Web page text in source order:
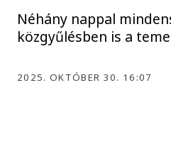
Néhány nappal
közgyűlésben is a
2025. OKTÓBER 30. 16:07